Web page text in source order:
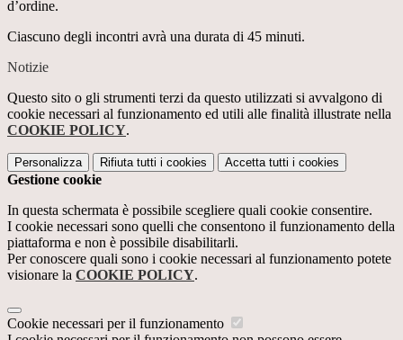
d’ordine.
Ciascuno degli incontri avrà una durata di 45 minuti.
Notizie
Questo sito o gli strumenti terzi da questo utilizzati si avvalgono di
cookie necessari al funzionamento ed utili alle finalità illustrate nella
COOKIE POLICY.
Personalizza Rifiuta tutti i cookies Accetta tutti i cookies
Gestione cookie
In questa schermata è possibile scegliere quali cookie consentire.
I cookie necessari sono quelli che consentono il funzionamento della
piattaforma e non è possibile disabilitarli.
Per conoscere quali sono i cookie necessari al funzionamento potete
visionare la COOKIE POLICY.
Cookie necessari per il funzionamento